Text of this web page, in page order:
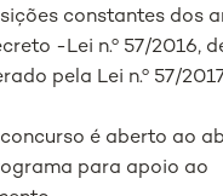
constantes dos
-Lei n.º 57/2016,
pela Lei n.º 57/
é aberto ao
para apoio ao